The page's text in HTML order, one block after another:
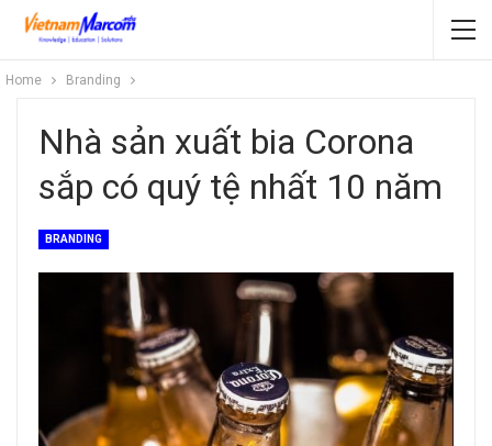
Home Branding
Nhà sản xuất bia Corona
sắp có quý tệ nhất 10 năm
BRANDING